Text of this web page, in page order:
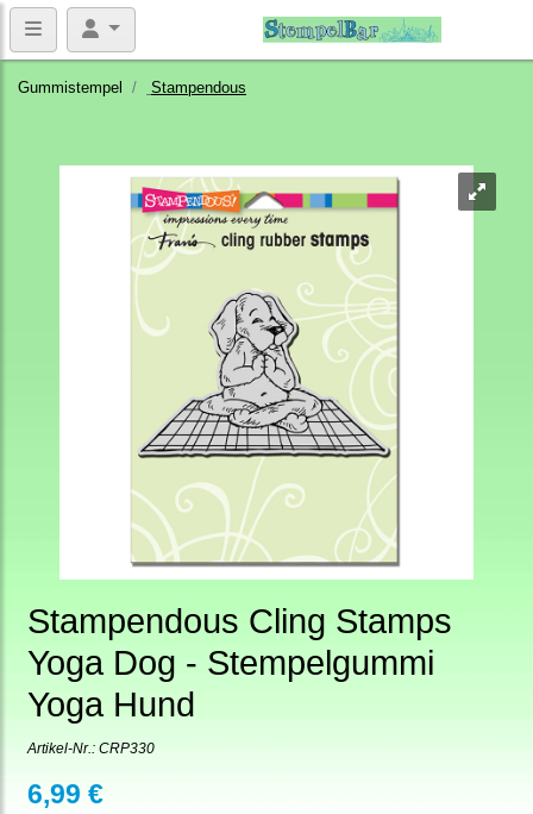
Gummistempel Stampendous
Stampendous Cling Stamps
Yoga Dog - Stempelgummi
Yoga Hund
Artikel-Nr.: CRP330
6,99 €